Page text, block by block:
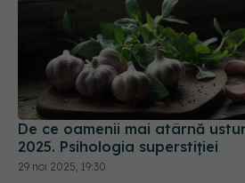
De ce oamenii mai atârnă
2025. Psihologia superstiției
29 noi 2025, 19:30